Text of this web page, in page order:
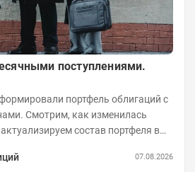
поступлениями.
портфель облигаций с
Смотрим, как изменилась
состав портфеля в
07.08.2026